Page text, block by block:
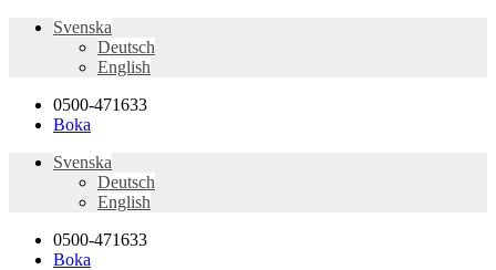
Svenska
Deutsch
English
0500-471633
Boka
Svenska
Deutsch
English
0500-471633
Boka